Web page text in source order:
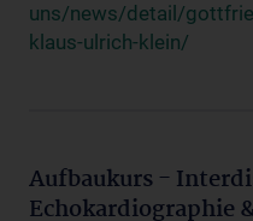
uns/news/detail/
klaus-ulrich-klein/
Aufbaukurs -
Echokardiographie